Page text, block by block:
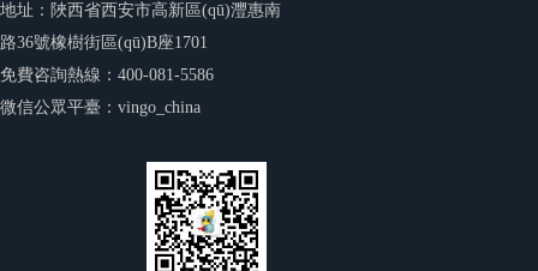
地址：陜西省西安市高新區(qū)灃惠南
路36號橡樹街區(qū)B座1701
免費咨詢熱線：400-081-5586
微信公眾平臺：vingo_china